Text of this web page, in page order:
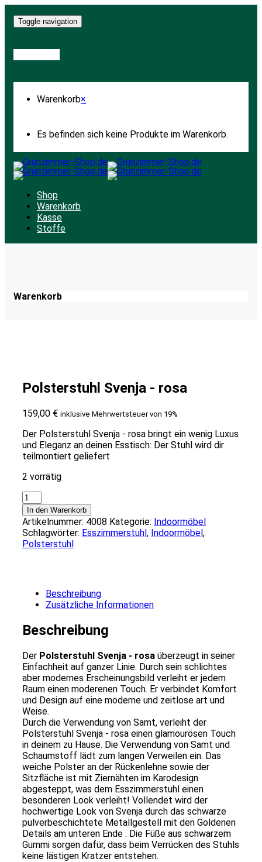
Toggle navigation
Warenkorb×
Es befinden sich keine Produkte im Warenkorb.
Shop
Warenkorb
Kasse
Stoffe
Warenkorb
Polsterstuhl Svenja - rosa
159,00 € inklusive Mehrwertsteuer von 19%
Der Polsterstuhl Svenja - rosa bringt ein wenig Luxus
und Eleganz an deinen Esstisch: Der Stuhl wird dir
teilmontiert geliefert
2 vorrätig
Polsterstuhl
Svenja
-
rosa
Menge
In den Warenkorb
Artikelnummer: 4008 Kategorie: Indoormöbel
Schlagwörter: Esszimmerstuhl, Indoormöbel,
Polsterstuhl
Beschreibung
Zusätzliche Informationen
Beschreibung
Der Polsterstuhl Svenja - rosa überzeugt in seiner
Einfachheit auf ganzer Linie. Durch sein schlichtes
aber modernes Erscheinungsbild verleiht er jedem
Raum einen moderenen Touch. Er verbindet Komfort
und Design auf eine moderne und zeitlose art und
Weise.
Durch die Verwendung von Samt, verleiht der
Polsterstuhl Svenja - rosa einen glamourösen Touch
in deinem zu Hause. Die Verwendung von Samt und
Schaumstoff lädt zum langen Verweilen ein. Das
weiche Polster an der Rückenlehne sowie der
Sitzfläche ist mit Ziernähten im Karodesign
abgesteppt, was dem Esszimmerstuhl einen
besonderen Look verleiht! Vollendet wird der
hochwertige Look von Svenja durch das schwarze
pulverbeschichtete Metallgestell mit den Goldenen
Details am unteren Ende . Die Füße aus schwarzem
Gummi sorgen dafür, dass beim Verrücken des Stuhls
keine lästigen Kratzer entstehen.